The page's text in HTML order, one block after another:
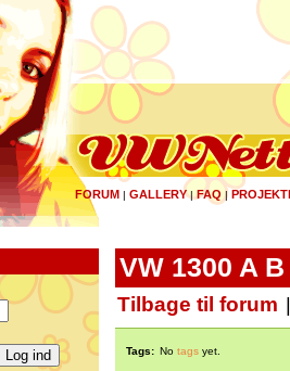
FORUM | GALLERY|FAQ |
VW 1300 A
Tilbage til forum
Tags: No tags yet.